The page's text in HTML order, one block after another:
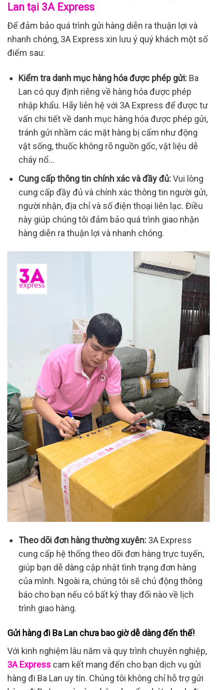
Lan tại 3A Express
Để đảm bảo quá trình gửi hàng diễn ra thuận lợi và
nhanh chóng, 3A Express xin lưu ý quý khách một số
điểm sau:
Kiểm tra danh mục hàng hóa được phép gửi: Ba
Lan có quy định riêng về hàng hóa được phép
nhập khẩu. Hãy liên hệ với 3A Express để được tư
vấn chi tiết về danh mục hàng hóa được phép gửi,
tránh gửi nhầm các mặt hàng bị cấm như động
vật sống, thuốc không rõ nguồn gốc, vật liệu dễ
cháy nổ…
Cung cấp thông tin chính xác và đầy đủ:Vui lòng
cung cấp đầy đủ và chính xác thông tin người gửi,
người nhận, địa chỉ và số điện thoại liên lạc. Điều
này giúp chúng tôi đảm bảo quá trình giao nhận
hàng diễn ra thuận lợi và nhanh chóng.
Theo dõi đơn hàng thường xuyên: 3A Express
cung cấp hệ thống theo dõi đơn hàng trực tuyến,
giúp bạn dễ dàng cập nhật tình trạng đơn hàng
của mình. Ngoài ra, chúng tôi sẽ chủ động thông
báo cho bạn nếu có bất kỳ thay đổi nào về lịch
trình giao hàng.
Gửi hàng đi Ba Lan chưa bao giờ dễ dàng đến thế!
Với kinh nghiệm lâu năm và quy trình chuyên nghiệp,
3A Express cam kết mang đến cho bạn dịch vụ gửi
hàng đi Ba Lan uy tín. Chúng tôi không chỉ hỗ trợ gửi